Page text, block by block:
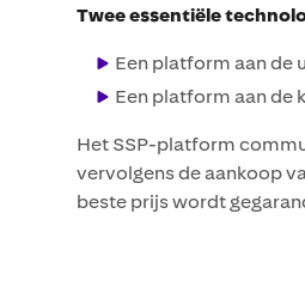
Twee essentiële
Een platform aan de
Een platform aan de
Het SSP-platform
vervolgens de aankoop
beste prijs wordt